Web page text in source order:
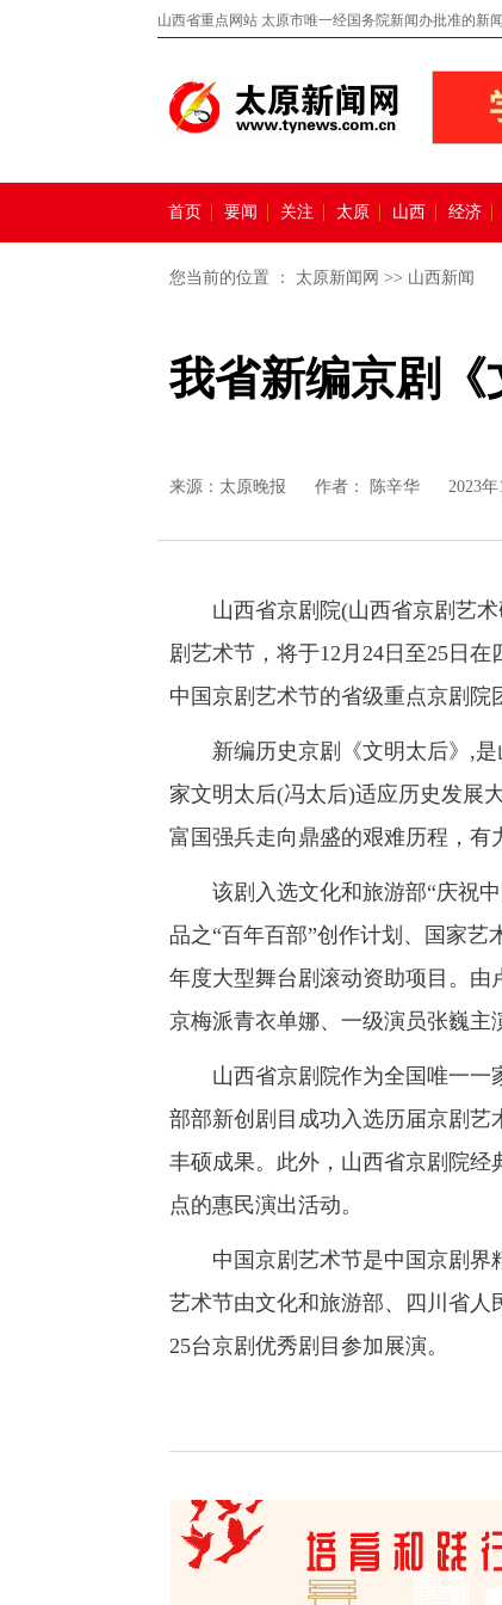
山西省重点网站 太原市唯一经国务院新闻办批准的新
首页 要闻 关注 太原 山西 经济
您当前的位置 ： 太原新闻网 >> 山西新闻
我省新编京剧
来源： 太原晚报 作者： 陈辛华 2023
山西省京剧院(山西省京剧艺术
剧艺术节，将于12月24日至25日
中国京剧艺术节的省级重点京剧院
新编历史京剧《文明太后》,是
家文明太后(冯太后)适应历史发展
富国强兵走向鼎盛的艰难历程，有
该剧入选文化和旅游部“庆祝中
品之“百年百部”创作计划、国家艺
年度大型舞台剧滚动资助项目。
京梅派青衣单娜、一级演员张巍主
山西省京剧院作为全国唯一一
部部新创剧目成功入选历届京剧
丰硕成果。此外，山西省京剧院
点的惠民演出活动。
中国京剧艺术节是中国京剧界
艺术节由文化和旅游部、四川省人
25台京剧优秀剧目参加展演。